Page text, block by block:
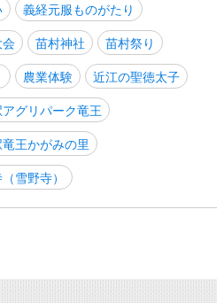
義経元服ものがたり
苗村神社
苗村祭り
農業体験
近江の聖徳太子
グリパーク竜王
王かがみの里
雪野寺）